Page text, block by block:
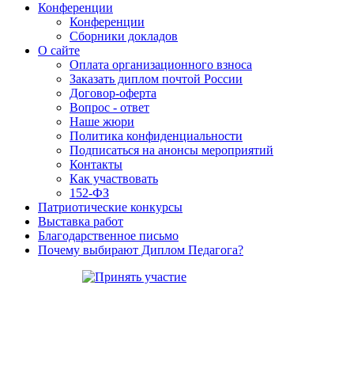
Конференции
Конференции
Сборники докладов
О сайте
Оплата организационного взноса
Заказать диплом почтой России
Договор-оферта
Вопрос - ответ
Наше жюри
Политика конфиденциальности
Подписаться на анонсы мероприятий
Контакты
Как участвовать
152-ФЗ
Патриотические конкурсы
Выставка работ
Благодарственное письмо
Почему выбирают Диплом Педагога?